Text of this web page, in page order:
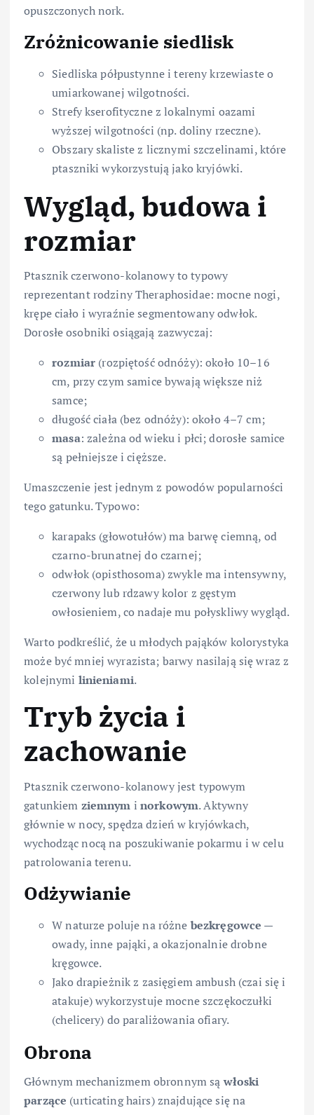
opuszczonych nork.
Zróżnicowanie siedlisk
Siedliska półpustynne i tereny krzewiaste o
umiarkowanej wilgotności.
Strefy kserofityczne z lokalnymi oazami
wyższej wilgotności (np. doliny rzeczne).
Obszary skaliste z licznymi szczelinami, które
ptaszniki wykorzystują jako kryjówki.
Wygląd, budowa i
rozmiar
Ptasznik czerwono-kolanowy to typowy
reprezentant rodziny Theraphosidae: mocne nogi,
krępe ciało i wyraźnie segmentowany odwłok.
Dorosłe osobniki osiągają zazwyczaj:
rozmiar (rozpiętość odnóży): około 10–16
cm, przy czym samice bywają większe niż
samce;
długość ciała (bez odnóży): około 4–7 cm;
masa: zależna od wieku i płci; dorosłe samice
są pełniejsze i cięższe.
Umaszczenie jest jednym z powodów popularności
tego gatunku. Typowo:
karapaks (głowotułów) ma barwę ciemną, od
czarno-brunatnej do czarnej;
odwłok (opisthosoma) zwykle ma intensywny,
czerwony lub rdzawy kolor z gęstym
owłosieniem, co nadaje mu połyskliwy wygląd.
Warto podkreślić, że u młodych pająków kolorystyka
może być mniej wyrazista; barwy nasilają się wraz z
kolejnymi linieniami.
Tryb życia i
zachowanie
Ptasznik czerwono-kolanowy jest typowym
gatunkiem ziemnym i norkowym. Aktywny
głównie w nocy, spędza dzień w kryjówkach,
wychodząc nocą na poszukiwanie pokarmu i w celu
patrolowania terenu.
Odżywianie
W naturze poluje na różne bezkręgowce —
owady, inne pająki, a okazjonalnie drobne
kręgowce.
Jako drapieżnik z zasięgiem ambush (czai się i
atakuje) wykorzystuje mocne szczękoczułki
(chelicery) do paraliżowania ofiary.
Obrona
Głównym mechanizmem obronnym sąwłoski
parzące (urticating hairs) znajdujące się na